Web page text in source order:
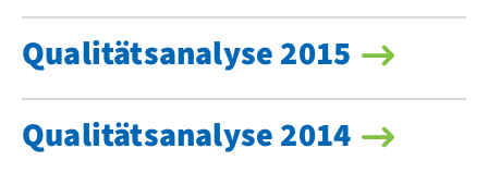
Qualitätsanalyse 2015
Qualitätsanalyse 2014